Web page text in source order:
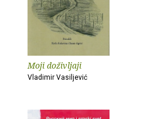
Moji doživljaji
Vladimir Vasiljević